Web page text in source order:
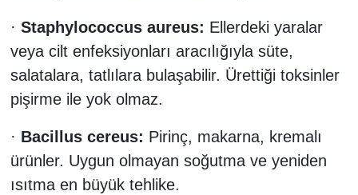
· Staphylococcus aureus: Ellerdeki yaralar
veya cilt enfeksiyonları aracılığıyla süte,
salatalara, tatlılara bulaşabilir. Ürettiği toksinler
pişirme ile yok olmaz.
· Bacillus cereus: Pirinç, makarna, kremalı
ürünler. Uygun olmayan soğutma ve yeniden
ısıtma en büyük tehlike.